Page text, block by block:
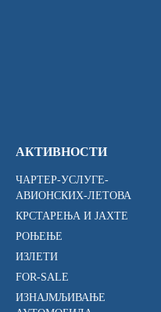
АКТИВНОСТИ
ЧАРТЕР-УСЛУГЕ-
АВИОНСКИХ-ЛЕТОВА
КРСТАРЕЊА И ЈАХТЕ
РОЊЕЊЕ
ИЗЛЕТИ
FOR-SALE
ИЗНАЈМЉИВАЊЕ